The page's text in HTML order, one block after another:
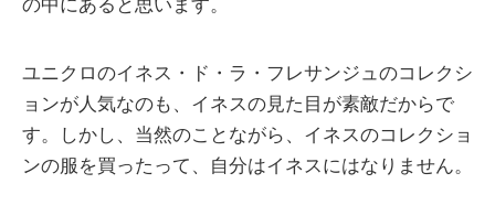
の中にあると思います。
ユニクロのイネス・ド・ラ・フレサンジュのコレクシ
ョンが人気なのも、イネスの見た目が素敵だからで
す。しかし、当然のことながら、イネスのコレクショ
ンの服を買ったって、自分はイネスにはなりません。